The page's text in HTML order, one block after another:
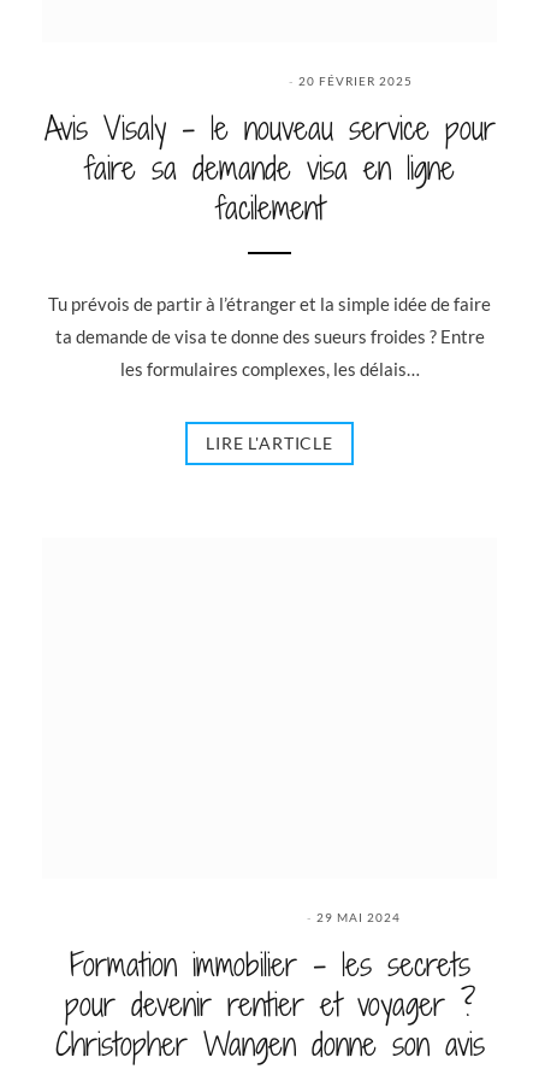
20 FÉVRIER 2025
Avis Visaly – le nouveau service pour
faire sa demande visa en ligne
facilement
Tu prévois de partir à l’étranger et la simple idée de faire
ta demande de visa te donne des sueurs froides ? Entre
les formulaires complexes, les délais…
LIRE L'ARTICLE
29 MAI 2024
Formation immobilier – les secrets
pour devenir rentier et voyager ?
Christopher Wangen donne son avis